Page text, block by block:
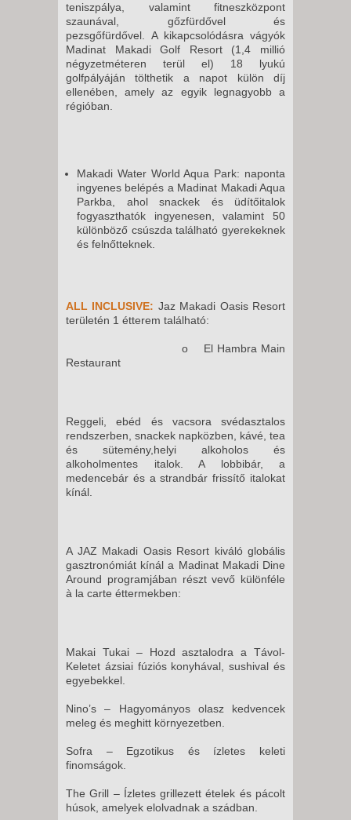
2026. AUGUSZTUS 28.,
PÉNTEK -
22 NAP / 21 ÉJSZAKA
2026. AUGUSZTUS 29.,
SZOMBAT -
8 NAP / 7 ÉJSZAKA
2026. AUGUSZTUS 29.,
SZOMBAT -
15 NAP / 14 ÉJSZAKA
8 NAP / 7 ÉJSZAKA
22 NAP / 21 ÉJSZAKA
2026. AUGUSZTUS 30.,
VASÁRNAP -
15 NAP / 14 ÉJSZAKA
22 NAP / 21 ÉJSZAKA
2026. AUGUSZTUS 31., HÉTFŐ
-
-
10 NAP / 9 ÉJSZAKA
2026. AUGUSZTUS 31., HÉTFŐ
-
15 NAP / 14 ÉJSZAKA
2026. SZEPTEMBER 01., KEDD
15 NAP / 14 ÉJSZAKA
teniszpálya, valamint fitneszközpont
szaunával, gőzfürdővel és
pezsgőfürdővel. A kikapcsolódásra vágyók
Madinat Makadi Golf Resort (1,4 millió
négyzetméteren terül el) 18 lyukú
golfpályáján tölthetik a napot külön díj
ellenében, amely az egyik legnagyobb a
régióban.
Makadi Water World Aqua Park: naponta
ingyenes belépés a Madinat Makadi Aqua
Parkba, ahol snackek és üdítőitalok
fogyaszthatók ingyenesen, valamint 50
különböző csúszda található gyerekeknek
és felnőtteknek.
ALL INCLUSIVE: Jaz Makadi Oasis Resort
területén 1 étterem található:
o El Hambra Main
Restaurant
Reggeli, ebéd és vacsora svédasztalos
rendszerben, snackek napközben, kávé, tea
és sütemény,helyi alkoholos és
alkoholmentes italok. A lobbibár, a
medencebár és a strandbár frissítő italokat
kínál.
A JAZ Makadi Oasis Resort kiváló globális
gasztronómiát kínál a Madinat Makadi Dine
Around programjában részt vevő különféle
à la carte éttermekben:
Makai Tukai – Hozd asztalodra a Távol-
Keletet ázsiai fúziós konyhával, sushival és
egyebekkel.
Nino’s – Hagyományos olasz kedvencek
meleg és meghitt környezetben.
Sofra – Egzotikus és ízletes keleti
finomságok.
The Grill – Ízletes grillezett ételek és pácolt
húsok, amelyek elolvadnak a szádban.